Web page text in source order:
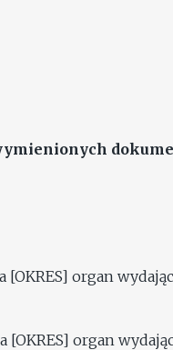
[OKRES] organ
[OKRES] organ